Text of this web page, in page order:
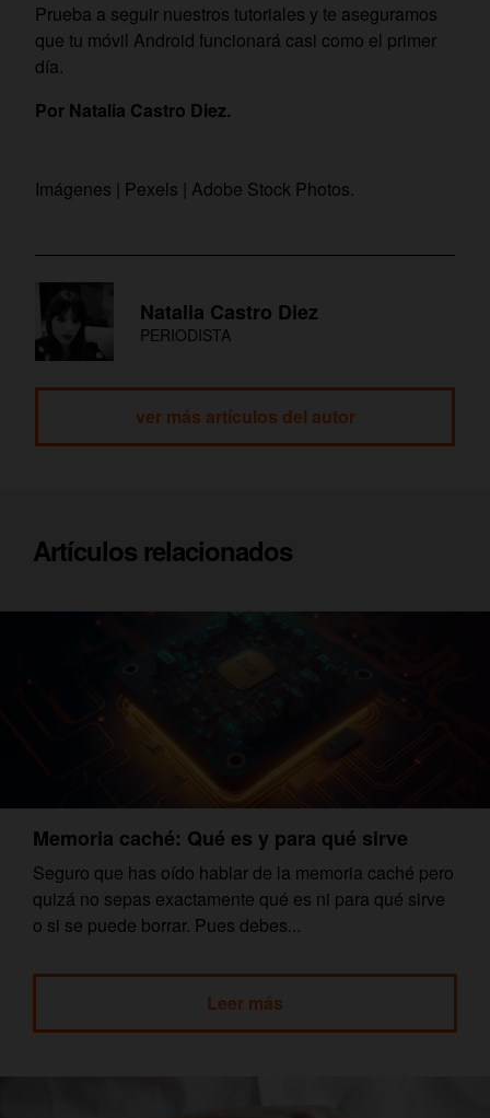
Prueba a seguir nuestros tutoriales y te aseguramos
que tu móvil Android funcionará casi como el primer
día.
Por Natalia Castro Diez.
Imágenes | Pexels | Adobe Stock Photos.
Natalia Castro Diez
PERIODISTA
ver más artículos del autor
Artículos relacionados
Memoria caché: Qué es y para qué sirve
Seguro que has oído hablar de la memoria caché pero
quizá no sepas exactamente qué es ni para qué sirve
o si se puede borrar. Pues debes...
Leer más